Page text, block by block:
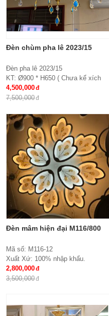
Đèn chùm pha lê 2023/15
Đèn pha lê 2023/15
KT: Ø900 * H650 ( Chưa kể xích
treo )
Bóng đèn: E27*15
tinh đính hạt pha lê
Bảo hành: 2 năm
4,500,000
7,500,000
Đèn mâm hiện đại M116/800
Mã số: M116-12
Xuất Xứ: 100% nhập khẩu.
Thiết kế: Đèn mâm Led tròn
Kích thước: Ø800x H 150 mm
Điều khiển từ xa: Đi kèm nhiều chế
2,800,000
3,500,000